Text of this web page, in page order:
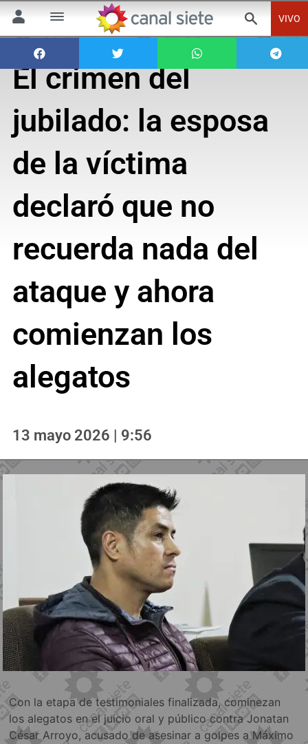
VIVO
El crimen del
jubilado: la esposa
de la víctima
declaró que no
recuerda nada del
ataque y ahora
comienzan los
alegatos
13 mayo 2026 | 9:56
Con la etapa de testimoniales finalizada, cominezan
los alegatos en el juicio oral y público contra Jonatan
César Arroyo, acusado de asesinar a golpes a Máximo